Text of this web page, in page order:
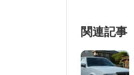
関連記事